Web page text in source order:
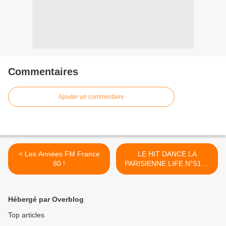
Commentaires
Ajouter un commentaire
< Les Années FM France
80 !
LE HIT DANCE LA
PARISIENNE LIFE N°519 -
20 FÉVRIER 2026 >
Hébergé par Overblog
Top articles